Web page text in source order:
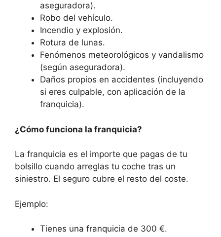
aseguradora).
Robo del vehículo.
Incendio y explosión.
Rotura de lunas.
Fenómenos meteorológicos y vandalismo
(según aseguradora).
Daños propios en accidentes (incluyendo
si eres culpable, con aplicación de la
franquicia).
¿Cómo funciona la franquicia?
La franquicia es el importe que pagas de tu
bolsillo cuando arreglas tu coche tras un
siniestro. El seguro cubre el resto del coste.
Ejemplo:
Tienes una franquicia de 300 €.